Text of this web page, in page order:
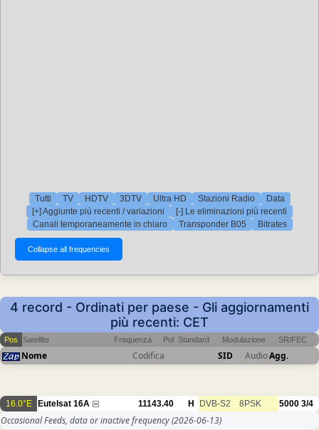
Tutti TV HDTV 3DTV Ultra HD Stazioni Radio
Data
[+] Aggiunte più recenti / variazioni
[-] Le eliminazioni più recenti
Canali temporaneamente in chiaro
Transponder B05 Bitrates
4 record - Ordinati per paese - Gli aggiornamenti
più recenti: CET
Pos Satellite Frequenza Pol Standard Modulazione SR/FEC
Nome Codifica SID AudioAgg.
16.0°E Eutelsat 16A 11143.40 H DVB-S2 8PSK 5000 3/4
Occasional Feeds, data or inactive frequency(2026-06-13)